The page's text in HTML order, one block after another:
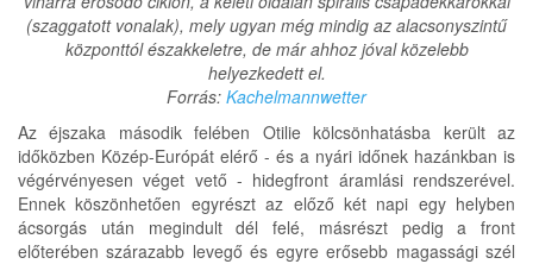
(szaggatott vonalak), mely ugyan még mindig az alacsonyszintű
központtól északkeletre, de már ahhoz jóval közelebb
helyezkedett el.
Forrás: Kachelmannwetter
Az éjszaka második felében Otilie kölcsönhatásba került az
időközben Közép-Európát elérő - és a nyári időnek hazánkban is
végérvényesen véget vető - hidegfront áramlási rendszerével.
Ennek köszönhetően egyrészt az előző két napi egy helyben
ácsorgás után megindult dél felé, másrészt pedig a front
előterében szárazabb levegő és egyre erősebb magassági szél